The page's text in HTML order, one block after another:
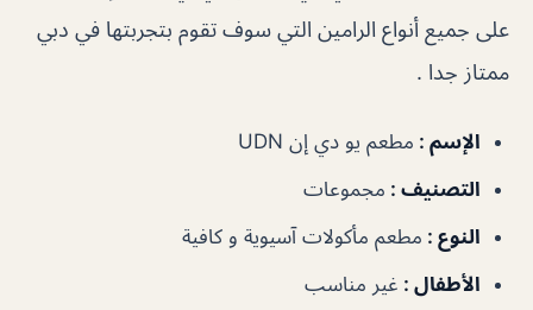
على جميع أنواع الرامين التي سوف تقوم بتجربتها في دبي
ممتاز جدا .
الإسم : مطعم يو دي إن UDN
التصنيف : مجموعات
النوع : مطعم مأكولات آسيوية و كافية
الأطفال : غير مناسب